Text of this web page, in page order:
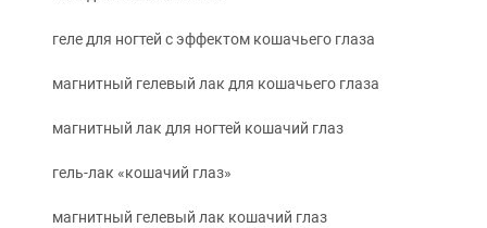
геле для ногтей с эффектом кошачьего глаза
магнитный гелевый лак для кошачьего глаза
магнитный лак для ногтей кошачий глаз
гель-лак «кошачий глаз»
магнитный гелевый лак кошачий глаз